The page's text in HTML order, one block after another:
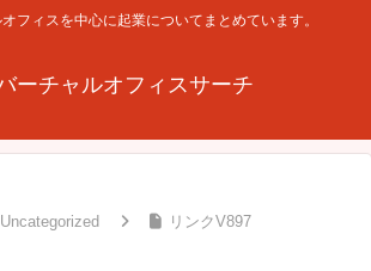
フィスを中心に起業についてまとめています。
ーチャルオフィスサーチ
Uncategorized リンクV897